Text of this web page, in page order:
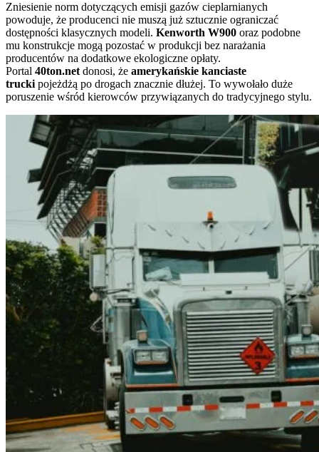
Zniesienie norm dotyczących emisji gazów cieplarnianych
powoduje, że producenci nie muszą już sztucznie ograniczać
dostępności klasycznych modeli. Kenworth W900 oraz podobne
mu konstrukcje mogą pozostać w produkcji bez narażania
producentów na dodatkowe ekologiczne opłaty.
Portal 40ton.net donosi, że amerykańskie kanciaste
trucki pojeżdżą po drogach znacznie dłużej. To wywołało duże
poruszenie wśród kierowców przywiązanych do tradycyjnego stylu.